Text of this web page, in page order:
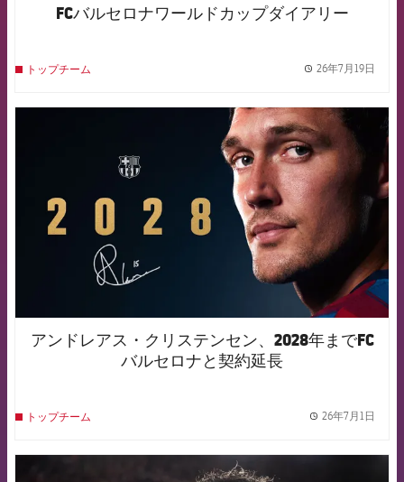
FCバルセロナワールドカップダイアリー
トップチーム 26年7月19日
FCB Barcelona badge
アンドレアス・クリステンセン、2028年までFC
バルセロナと契約延長
トップチーム 26年7月1日
FCB Barcelona badge